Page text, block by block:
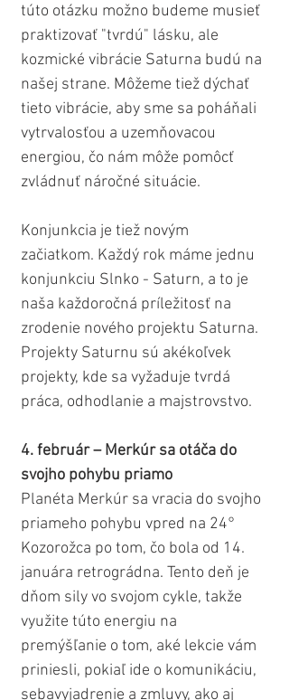
túto otázku možno budeme musieť
praktizovať "tvrdú" lásku, ale
kozmické vibrácie Saturna budú na
našej strane. Môžeme tiež dýchať
tieto vibrácie, aby sme sa poháňali
vytrvalosťou a uzemňovacou
energiou, čo nám môže pomôcť
zvládnuť náročné situácie.
Konjunkcia je tiež novým
začiatkom. Každý rok máme jednu
konjunkciu Slnko - Saturn, a to je
naša každoročná príležitosť na
zrodenie nového projektu Saturna.
Projekty Saturnu sú akékoľvek
projekty, kde sa vyžaduje tvrdá
práca, odhodlanie a majstrovstvo.
4. február – Merkúr sa otáča do
svojho pohybu priamo
Planéta Merkúr sa vracia do svojho
priameho pohybu vpred na 24°
Kozorožca po tom, čo bola od 14.
januára retrográdna. Tento deň je
dňom sily vo svojom cykle, takže
využite túto energiu na
premýšľanie o tom, aké lekcie vám
priniesli, pokiaľ ide o komunikáciu,
sebavyjadrenie a zmluvy, ako aj